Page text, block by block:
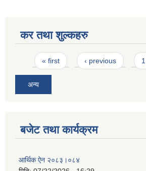
कर तथा शुल्कहरु
Pages
« first ‹ previous 1
अन्य
बजेट तथा कार्यक्रम
आर्थिक ऐन २०८३।०८४